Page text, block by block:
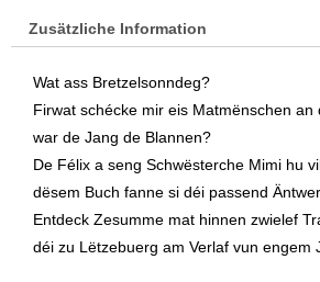
Heuertz
Julie
Redo
Menge
Zusätzliche Information
Wat ass Bretzelsonndeg?
Firwat schécke mir eis Matmënschen an
war de Jang de Blannen?
De Félix a seng Schwësterche Mimi hu
dësem Buch fanne si déi passend
Entdeck Zesumme mat hinnen zwielef
déi zu Lëtzebuerg am Verlaf vun engem